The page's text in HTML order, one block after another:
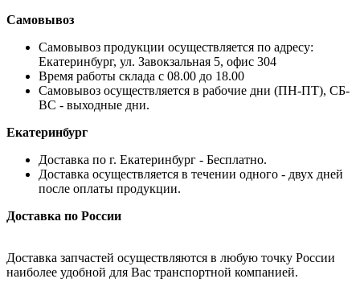
Самовывоз
Самовывоз продукции осуществляется по адресу:
Екатеринбург, ул. Завокзальная 5, офис 304
Время работы склада с 08.00 до 18.00
Самовывоз осуществляется в рабочие дни (ПН-ПТ), СБ-
ВС - выходные дни.
Екатеринбург
Доставка по г. Екатеринбург - Бесплатно.
Доставка осуществляется в течении одного - двух дней
после оплаты продукции.
Доставка по России
Доставка запчастей осуществляются в любую точку России
наиболее удобной для Вас транспортной компанией.